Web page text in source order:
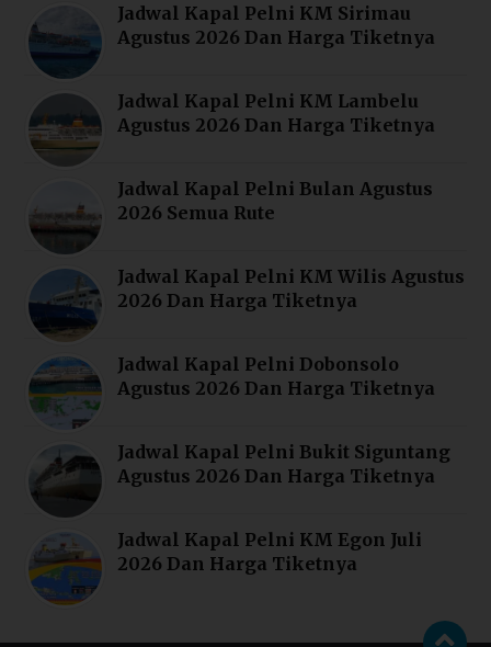
Jadwal Kapal Pelni KM Sirimau
Agustus 2026 Dan Harga Tiketnya
Jadwal Kapal Pelni KM Lambelu
Agustus 2026 Dan Harga Tiketnya
Jadwal Kapal Pelni Bulan Agustus
2026 Semua Rute
Jadwal Kapal Pelni KM Wilis Agustus
2026 Dan Harga Tiketnya
Jadwal Kapal Pelni Dobonsolo
Agustus 2026 Dan Harga Tiketnya
Jadwal Kapal Pelni Bukit Siguntang
Agustus 2026 Dan Harga Tiketnya
Jadwal Kapal Pelni KM Egon Juli
2026 Dan Harga Tiketnya